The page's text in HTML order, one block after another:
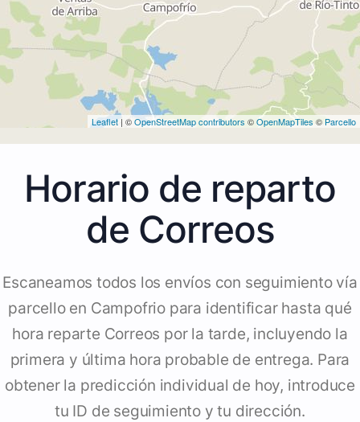
Leaflet| ©OpenStreetMap contributors ©OpenMapTiles © Parcello
Horario de reparto
de Correos
Escaneamos todos los envíos con seguimiento vía
parcello en Campofrio para identificar hasta qué
hora reparte Correos por la tarde, incluyendo la
primera y última hora probable de entrega. Para
obtener la predicción individual de hoy, introduce
tu ID de seguimiento y tu dirección.